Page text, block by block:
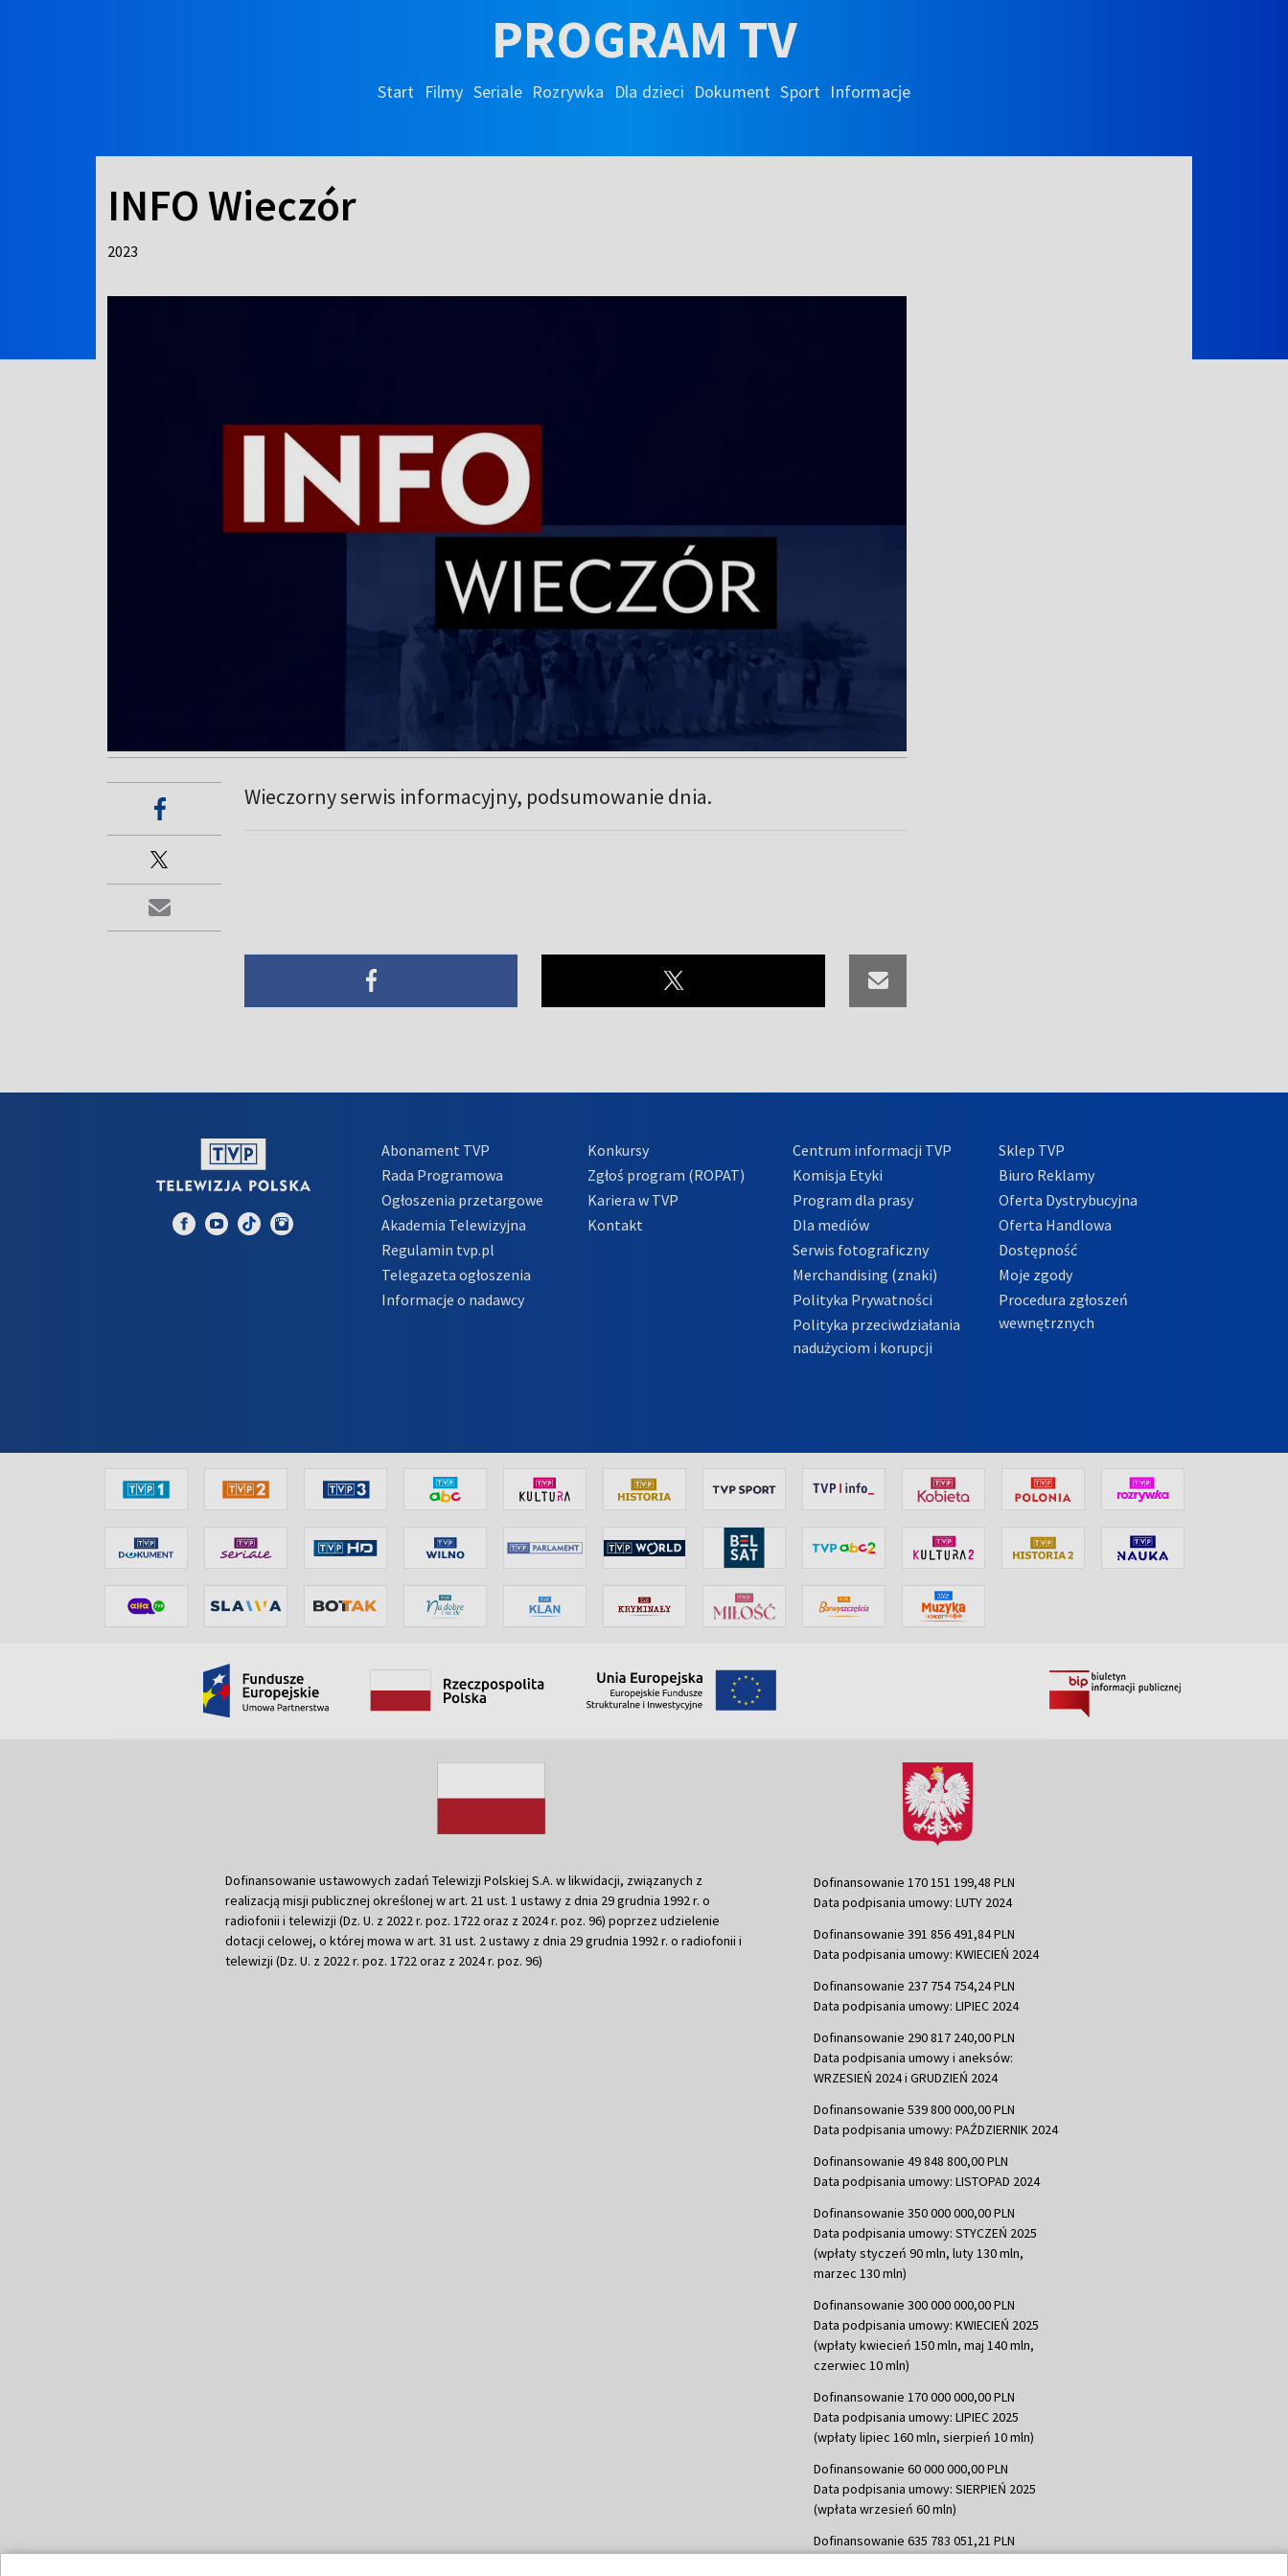
PROGRAM TV
Start Filmy Seriale Rozrywka Dla dzieci Dokument Sport Informacje
INFO Wieczór
2023
Wieczorny serwis informacyjny, podsumowanie dnia.
Abonament TVP
Rada Programowa
Ogłoszenia przetargowe
Akademia Telewizyjna
Regulamin tvp.pl
Telegazeta ogłoszenia
Informacje o nadawcy
Konkursy
Zgłoś program (ROPAT)
Kariera w TVP
Kontakt
Centrum informacji TVP
Komisja Etyki
Program dla prasy
Dla mediów
Serwis fotograficzny
Merchandising (znaki)
Polityka Prywatności
Polityka przeciwdziałania
nadużyciom i korupcji
Sklep TVP
Biuro Reklamy
Oferta Dystrybucyjna
Oferta Handlowa
Dostępność
Moje zgody
Procedura zgłoszeń
wewnętrznych
Dofinansowanie ustawowych zadań Telewizji Polskiej S.A. w likwidacji, związanych z
realizacją misji publicznej określonej w art. 21 ust. 1 ustawy z dnia 29 grudnia 1992 r. o
radiofonii i telewizji (Dz. U. z 2022 r. poz. 1722 oraz z 2024 r. poz. 96) poprzez udzielenie
dotacji celowej, o której mowa w art. 31 ust. 2 ustawy z dnia 29 grudnia 1992 r. o radiofonii i
telewizji (Dz. U. z 2022 r. poz. 1722 oraz z 2024 r. poz. 96)
Dofinansowanie 170 151 199,48 PLN
Data podpisania umowy: LUTY 2024
Dofinansowanie 391 856 491,84 PLN
Data podpisania umowy: KWIECIEŃ 2024
Dofinansowanie 237 754 754,24 PLN
Data podpisania umowy: LIPIEC 2024
Dofinansowanie 290 817 240,00 PLN
Data podpisania umowy i aneksów:
WRZESIEŃ 2024 i GRUDZIEŃ 2024
Dofinansowanie 539 800 000,00 PLN
Data podpisania umowy: PAŹDZIERNIK 2024
Dofinansowanie 49 848 800,00 PLN
Data podpisania umowy: LISTOPAD 2024
Dofinansowanie 350 000 000,00 PLN
Data podpisania umowy: STYCZEŃ 2025
(wpłaty styczeń 90 mln, luty 130 mln,
marzec 130 mln)
Dofinansowanie 300 000 000,00 PLN
Data podpisania umowy: KWIECIEŃ 2025
(wpłaty kwiecień 150 mln, maj 140 mln,
czerwiec 10 mln)
Dofinansowanie 170 000 000,00 PLN
Data podpisania umowy: LIPIEC 2025
(wpłaty lipiec 160 mln, sierpień 10 mln)
Dofinansowanie 60 000 000,00 PLN
Data podpisania umowy: SIERPIEŃ 2025
(wpłata wrzesień 60 mln)
Dofinansowanie 635 783 051,21 PLN